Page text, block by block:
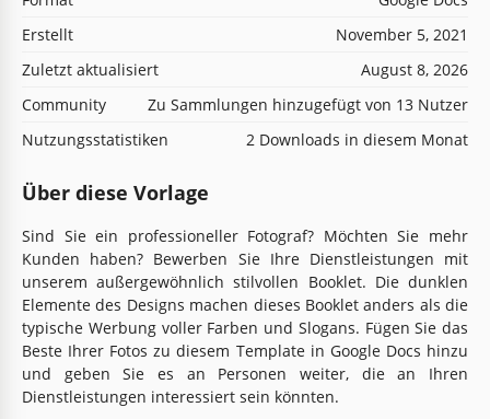
Erstellt
November 5, 2021
Zuletzt aktualisiert
August 8, 2026
Community
Zu Sammlungen hinzugefügt von 13 Nutzer
Nutzungsstatistiken
2 Downloads in diesem Monat
Über diese Vorlage
Sind Sie ein professioneller Fotograf? Möchten Sie mehr
Kunden haben? Bewerben Sie Ihre Dienstleistungen mit
unserem außergewöhnlich stilvollen Booklet. Die dunklen
Elemente des Designs machen dieses Booklet anders als die
typische Werbung voller Farben und Slogans. Fügen Sie das
Beste Ihrer Fotos zu diesem Template in Google Docs hinzu
und geben Sie es an Personen weiter, die an Ihren
Dienstleistungen interessiert sein könnten.